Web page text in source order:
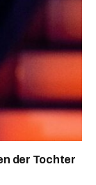
der Tochter